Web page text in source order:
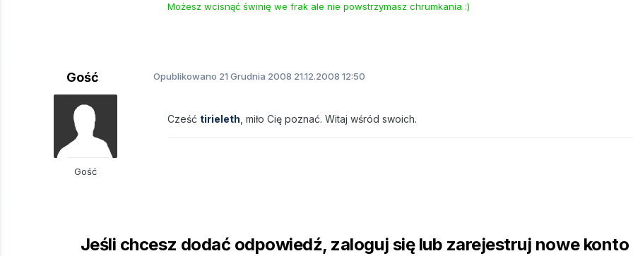
Możesz wcisnąć świnię we frak ale nie powstrzymasz chrumkania :)
Gość
Gość
Opublikowano 21 Grudnia 2008 21.12.2008 12:50
Cześć tirieleth , miło Cię poznać. Witaj wśród swoich.
Jeśli chcesz dodać odpowiedź, zaloguj się lub zarejestruj nowe konto